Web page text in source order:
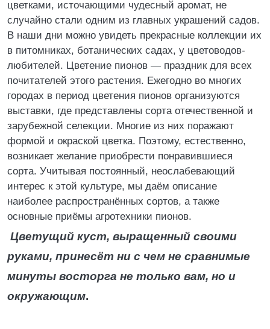
цветками, источающими чудесный аромат, не
случайно стали одним из главных украшений садов.
В наши дни можно увидеть прекрасные коллекции их
в питомниках, ботанических садах, у цветоводов-
любителей. Цветение пионов ― праздник для всех
почитателей этого растения. Ежегодно во многих
городах в период цветения пионов организуются
выставки, где представлены сорта отечественной и
зарубежной селекции. Многие из них поражают
формой и окраской цветка. Поэтому, естественно,
возникает желание приобрести понравившиеся
сорта. Учитывая постоянный, неослабевающий
интерес к этой культуре, мы даём описание
наиболее распространённых сортов, а также
основные приёмы агротехники пионов.
Цветущий куст, выращенный своими
руками, принесёт ни с чем не сравнимые
минуты восторга не только вам, но и
окружающим.